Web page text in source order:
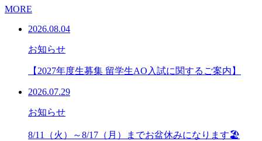
MORE
2026.08.04
お知らせ
【2027年度生募集 留学生AO入試に関するご案内】
2026.07.29
お知らせ
8/11（火）～8/17（月）までお盆休みになります🏖